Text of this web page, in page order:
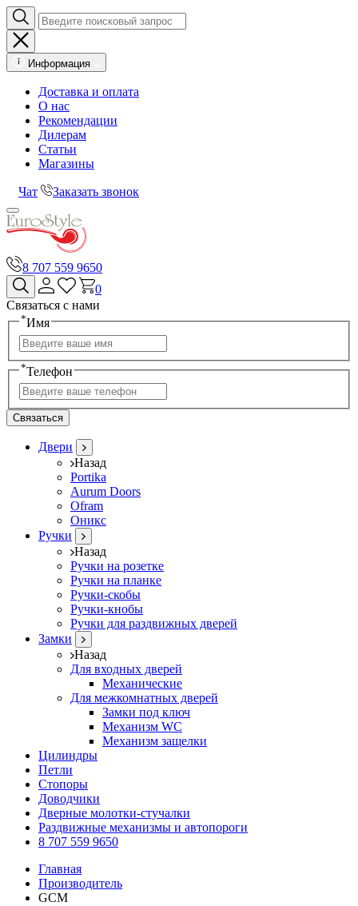
Информация
Доставка и оплата
О нас
Рекомендации
Дилерам
Статьи
Магазины
Чат Заказать звонок
8 707 559 9650
0
Связаться с нами
*Имя
*Телефон
Связаться
Двери
Назад
Portika
Aurum Doors
Ofram
Оникс
Ручки
Назад
Ручки на розетке
Ручки на планке
Ручки-скобы
Ручки-кнобы
Ручки для раздвижных дверей
Замки
Назад
Для входных дверей
Механические
Для межкомнатных дверей
Замки под ключ
Механизм WC
Механизм защелки
Цилиндры
Петли
Стопоры
Доводчики
Дверные молотки-стучалки
Раздвижные механизмы и автопороги
8 707 559 9650
Главная
Производитель
GCM